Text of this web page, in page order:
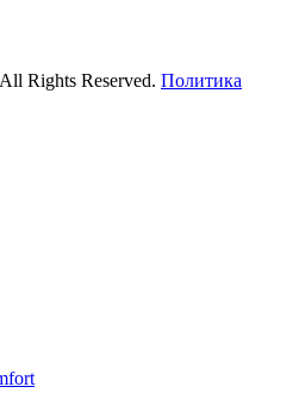
Rights Reserved. Политика